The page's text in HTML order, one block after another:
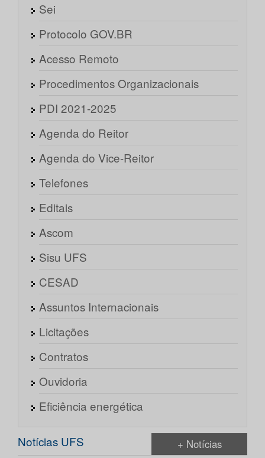
Sei
Protocolo GOV.BR
Acesso Remoto
Procedimentos Organizacionais
PDI 2021-2025
Agenda do Reitor
Agenda do Vice-Reitor
Telefones
Editais
Ascom
Sisu UFS
CESAD
Assuntos Internacionais
Licitações
Contratos
Ouvidoria
Eficiência energética
Notícias UFS + Notícias